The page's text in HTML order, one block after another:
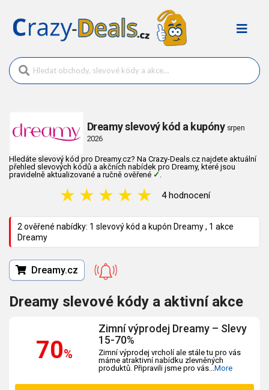
Dreamy slevový kód a kupóny srpen
2026
Hledáte slevový kód pro Dreamy.cz? Na Crazy-Deals.cz najdete aktuální
přehled slevových kódů a akčních nabídek pro Dreamy, které jsou
pravidelně aktualizované a ručně ověřené ✓ .
★ ★ ★ ★ ★ 4 hodnocení
2 ověřené nabídky: 1 slevový kód a kupón Dreamy , 1 akce
Dreamy
Dreamy.cz
Dreamy slevové kódy a aktivní akce
70%
Zimní výprodej Dreamy – Slevy
15-70%
Zimní výprodej vrcholí ale stále tu pro vás
máme atraktivní nabídku zlevněných
produktů. Připravili jsme pro vás...More